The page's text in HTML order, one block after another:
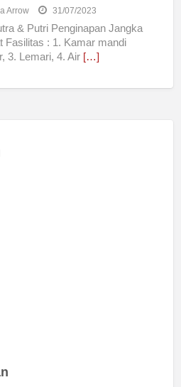
Arrow 31/07/2023
& Putri Penginapan Jangka
Fasilitas : 1. Kamar mandi
3. Lemari, 4. Air […]